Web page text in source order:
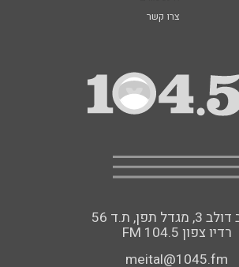
צרו קשר
תפן, ת.ד 56
FM רדיו צפון 104.5
meital@1045.fm